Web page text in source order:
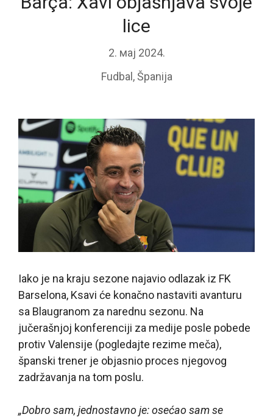
lice
2. мај 2024.
Fudbal ,Španija
Iako je na kraju sezone najavio odlazak iz FK
Barselona, Ksavi će konačno nastaviti avanturu
sa Blaugranom za narednu sezonu. Na
jučerašnjoj konferenciji za medije posle pobede
protiv Valensije (pogledajte rezime meča),
španski trener je objasnio proces njegovog
zadržavanja na tom poslu.
„Dobro sam, jednostavno je: osećao sam se